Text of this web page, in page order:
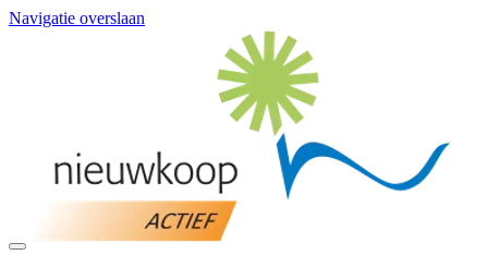
Navigatie overslaan